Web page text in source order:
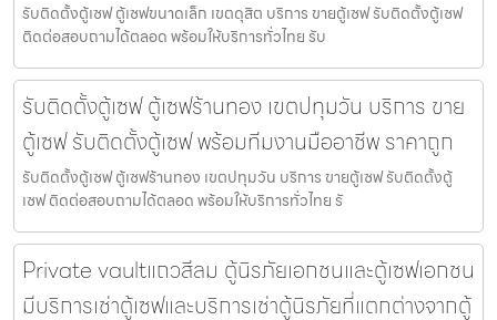
รับติดตั้งตู้เซฟ ตู้เซฟขนาดเล็ก เขตดุสิต บริการ ขายตู้เซฟ รับติดตั้งตู้เซฟ
ติดต่อสอบถามได้ตลอด พร้อมให้บริการทั่วไทย รับ
รับติดตั้งตู้เซฟ ตู้เซฟร้านทอง เขตปทุมวัน บริการ ขาย
ตู้เซฟ รับติดตั้งตู้เซฟ พร้อมทีมงานมืออาชีพ ราคาถูก
รับติดตั้งตู้เซฟ ตู้เซฟร้านทอง เขตปทุมวัน บริการ ขายตู้เซฟ รับติดตั้งตู้
เซฟ ติดต่อสอบถามได้ตลอด พร้อมให้บริการทั่วไทย รั
Private vaultแถวสีลม ตู้นิรภัยเอกชนและตู้เซฟเอกชน
มีบริการเช่าตู้เซฟและบริการเช่าตู้นิรภัยที่แตกต่างจากตู้